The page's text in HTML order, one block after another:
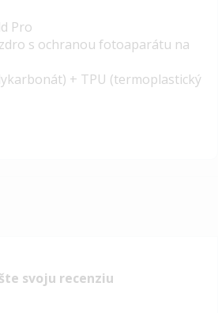
Pro
s ochranou fotoaparátu na
+ TPU (termoplastický
svoju recenziu